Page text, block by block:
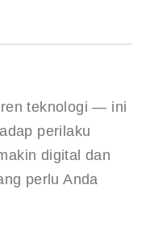
teknologi — ini
perilaku
digital dan
perlu Anda